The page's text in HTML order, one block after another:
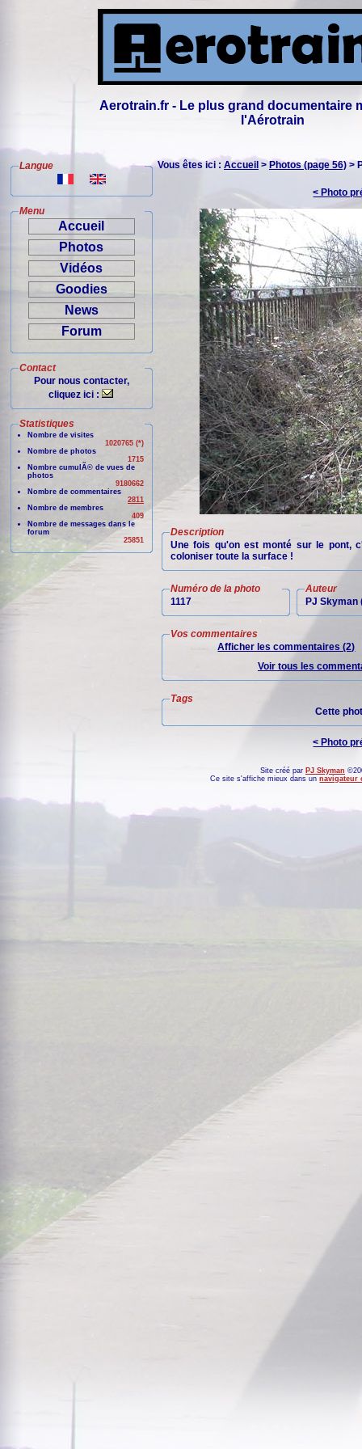
Aerotrain.fr - Le plus grand documentaire
l'Aérotrain
Langue
Menu
Accueil
Photos
Vidéos
Goodies
News
Forum
Contact
Pour nous contacter,
cliquez ici :
Statistiques
Nombre de visites
1020765 (*)
Nombre de photos
1715
Nombre cumulÃ© de vues de
photos
9180662
Nombre de commentaires
2811
Nombre de membres
409
Nombre de messages dans le
forum
25851
Vous êtes ici : Accueil > Photos (page 56) >
< Photo
Description
Une fois qu'on est monté sur le pont,
coloniser toute la surface !
Numéro de la photo
1117
Auteur
PJ Skyman
Vos commentaires
Afficher les commentaires (2)
Voir tous les
Tags
Cette
< Photo
Site créé par PJ Skyman
Ce site s'affiche mieux dans unnavigateur